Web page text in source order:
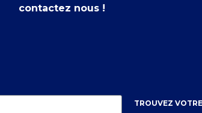
contactez nous !
TROUVEZ